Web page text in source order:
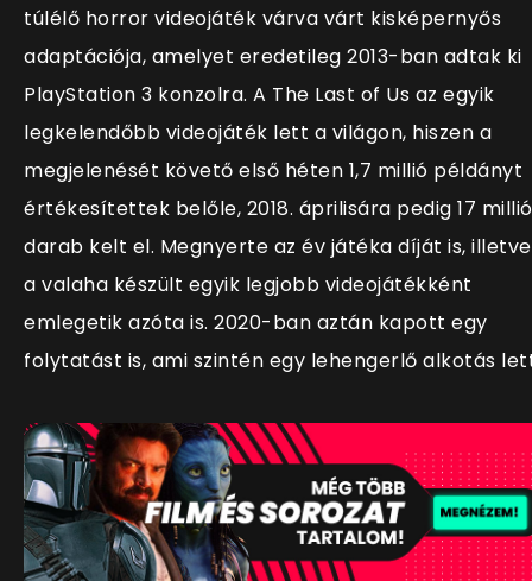
túlélő horror videojáték várva várt kisképernyős
adaptációja, amelyet eredetileg 2013-ban adtak ki
PlayStation 3 konzolra. A The Last of Us az egyik
legkelendőbb videojáték lett a világon, hiszen a
megjelenését követő első héten 1,7 millió példányt
értékesítettek belőle, 2018. áprilisára pedig 17 millió
darab kelt el. Megnyerte az év játéka díját is, illetve
a valaha készült egyik legjobb videojátékként
emlegetik azóta is. 2020-ban aztán kapott egy
folytatást is, ami szintén egy lehengerlő alkotás